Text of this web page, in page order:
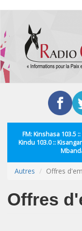
contenu
principal
FM: Kinshasa 103.5
Kindu 103.0 ::
Autres Offres
Offres